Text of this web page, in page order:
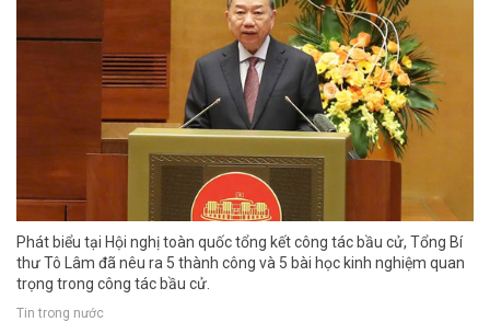
Phát biểu tại Hội nghị toàn quốc tổng kết công tác bầu cử, Tổng Bí
thư Tô Lâm đã nêu ra 5 thành công và 5 bài học kinh nghiệm quan
trọng trong công tác bầu cử.
Tin trong nước